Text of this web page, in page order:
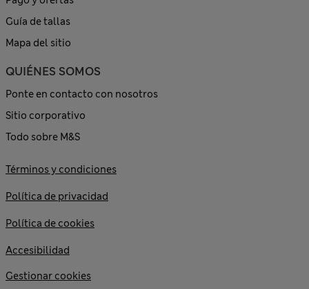
Guía de tallas
Mapa del sitio
QUIÉNES SOMOS
Ponte en contacto con nosotros
Sitio corporativo
Todo sobre M&S
Términos y condiciones
Política de privacidad
Política de cookies
Accesibilidad
Gestionar cookies